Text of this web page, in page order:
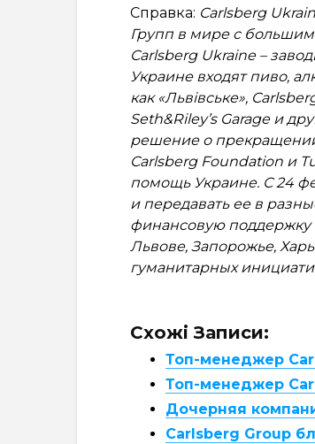
Справка: Carlsberg
Групп в мире с
Carlsberg Ukraine –
Украине входят пиво,
как «Львівське»,
Seth&Riley’s Garage и
решение о
Carlsberg Foundation и
помощь Украине. С 24
и передавать ее в
финансовую поддержку
Львове, Запорожье,
гуманитарных
Схожі Записи:
Топ-менеджер
Топ-менеджер
Дочерняя
Carlsberg Group